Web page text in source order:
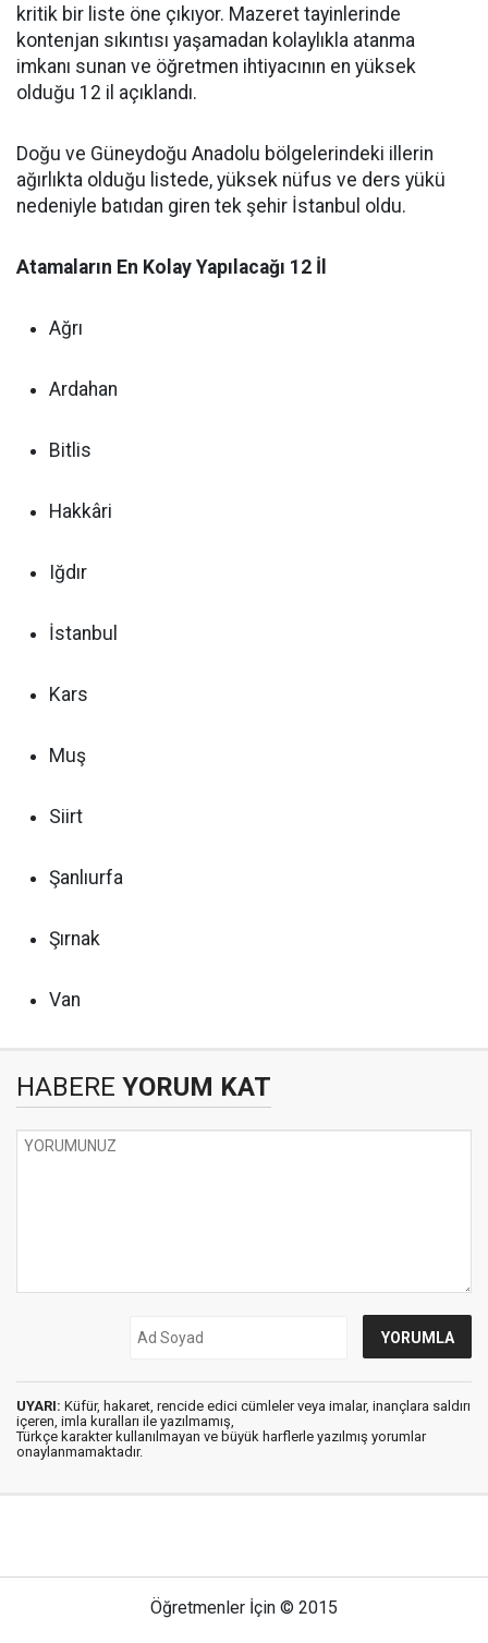
kritik bir liste öne çıkıyor. Mazeret tayinlerinde
kontenjan sıkıntısı yaşamadan kolaylıkla atanma
imkanı sunan ve öğretmen ihtiyacının en yüksek
olduğu 12 il açıklandı.
Doğu ve Güneydoğu Anadolu bölgelerindeki illerin
ağırlıkta olduğu listede, yüksek nüfus ve ders yükü
nedeniyle batıdan giren tek şehir İstanbul oldu.
Atamaların En Kolay Yapılacağı 12 İl
Ağrı
Ardahan
Bitlis
Hakkâri
Iğdır
İstanbul
Kars
Muş
Siirt
Şanlıurfa
Şırnak
Van
HABERE YORUM KAT
UYARI: Küfür, hakaret, rencide edici cümleler veya imalar, inançlara saldırı
içeren, imla kuralları ile yazılmamış,
Türkçe karakter kullanılmayan ve büyük harflerle yazılmış yorumlar
onaylanmamaktadır.
Öğretmenler İçin © 2015